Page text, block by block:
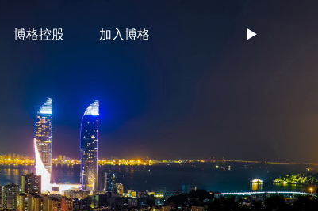
博格控股 加入博格 ►